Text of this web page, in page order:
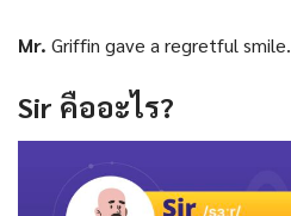
Mr. Griffin gave a regretful smile.
Sir คืออะไร?